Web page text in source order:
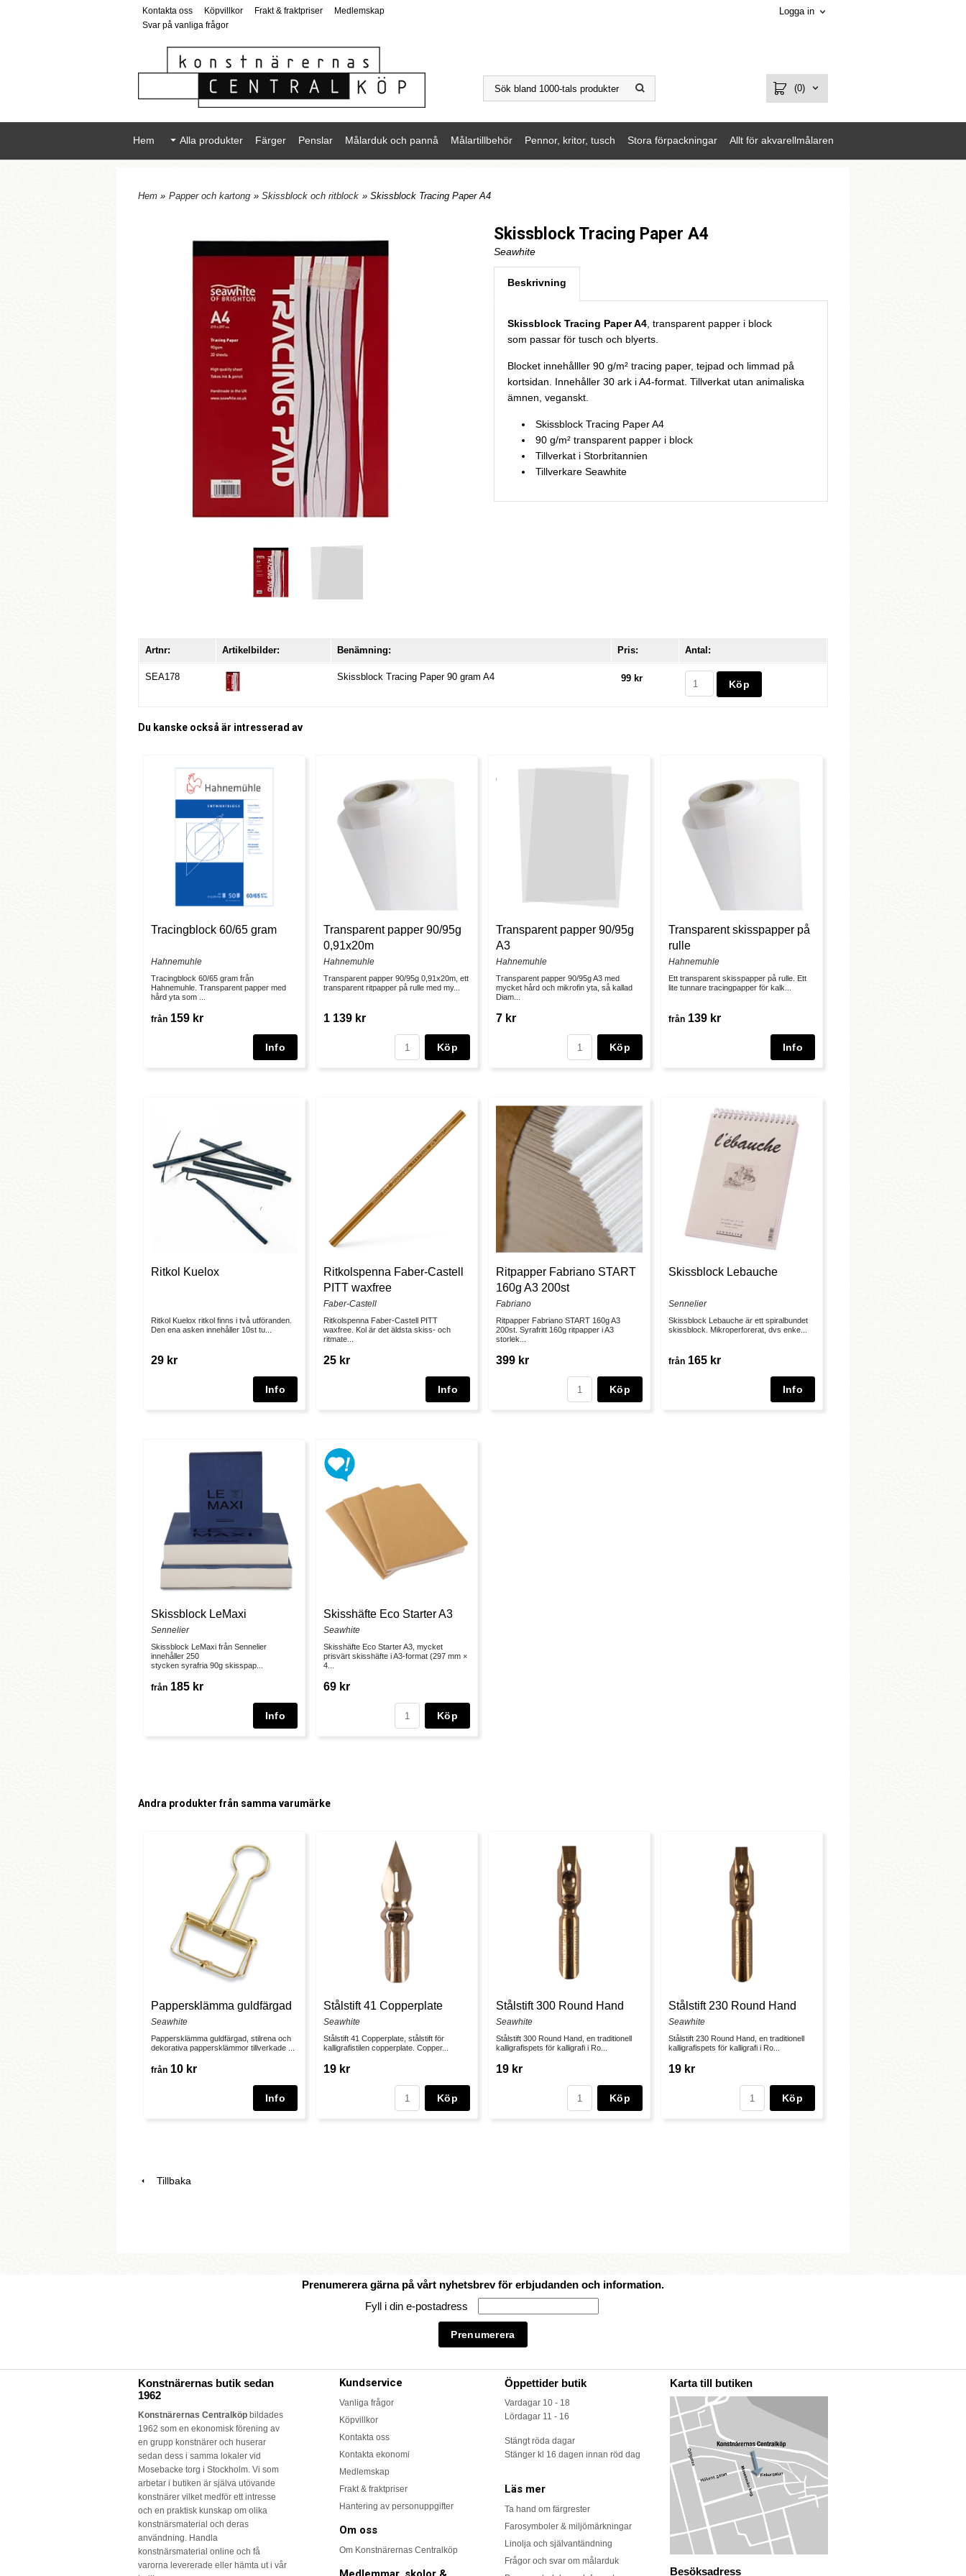
Kontakta oss Köpvillkor Frakt & fraktpriser
Medlemskap
Svar på vanliga frågor
Logga in
(0)
Hem Alla produkter Färger Penslar Målarduk och pannå Målartillbehör Pennor, kritor, tusch Stora förpackningar Allt för akvarellmålaren
Hem » Papper och kartong » Skissblock och ritblock » Skissblock Tracing Paper A4
Skissblock Tracing Paper A4
Seawhite
Beskrivning
Skissblock Tracing Paper A4, transparent papper i block
som passar för tusch och blyerts.
Blocket innehålller 90 g/m² tracing paper, tejpad och limmad på
kortsidan. Innehåller 30 ark i A4-format. Tillverkat utan animaliska
ämnen, veganskt.
Skissblock Tracing Paper A4
90 g/m² transparent papper i block
Tillverkat i Storbritannien
Tillverkare Seawhite
Artnr: Artikelbilder: Benämning: Pris: Antal:
SEA178 Skissblock Tracing Paper 90 gram A4 99 kr
Du kanske också är intresserad av
Tracingblock 60/65 gram
Hahnemuhle
Tracingblock 60/65 gram från
Hahnemuhle. Transparent papper med
hård yta som ...
från 159 kr
Transparent papper 90/95g
0,91x20m
Hahnemuhle
Transparent papper 90/95g 0,91x20m, ett
transparent ritpapper på rulle med my...
1 139 kr
Köp
Transparent papper 90/95g
A3
Hahnemuhle
Transparent papper 90/95g A3 med
mycket hård och mikrofin yta, så kallad
Diam...
7 kr
Köp
Transparent skisspapper på
rulle
Hahnemuhle
Ett transparent skisspapper på rulle. Ett
lite tunnare tracingpapper för kalk...
från 139 kr
Ritkol Kuelox
Ritkol Kuelox ritkol finns i två utföranden.
Den ena asken innehåller 10st tu...
29 kr
Ritkolspenna Faber-Castell
PITT waxfree
Faber-Castell
Ritkolspenna Faber-Castell PITT
waxfree. Kol är det äldsta skiss- och
ritmate...
25 kr
Ritpapper Fabriano START
160g A3 200st
Fabriano
Ritpapper Fabriano START 160g A3
200st. Syrafritt 160g ritpapper i A3
storlek...
399 kr
Köp
Skissblock Lebauche
Sennelier
Skissblock Lebauche är ett spiralbundet
skissblock. Mikroperforerat, dvs enke...
från 165 kr
Skissblock LeMaxi
Sennelier
Skissblock LeMaxi från Sennelier
innehåller 250
stycken syrafria 90g skisspap...
från 185 kr
Skisshäfte Eco Starter A3
Seawhite
Skisshäfte Eco Starter A3, mycket
prisvärt skisshäfte i A3-format (297 mm ×
4...
69 kr
Köp
Andra produkter från samma varumärke
Pappersklämma guldfärgad
Seawhite
Pappersklämma guldfärgad, stilrena och
dekorativa pappersklämmor tillverkade ...
från 10 kr
Stålstift 41 Copperplate
Seawhite
Stålstift 41 Copperplate, stålstift för
kalligrafistilen copperplate. Copper...
19 kr
Köp
Stålstift 300 Round Hand
Seawhite
Stålstift 300 Round Hand, en traditionell
kalligrafispets för kalligrafi i Ro...
19 kr
Köp
Stålstift 230 Round Hand
Seawhite
Stålstift 230 Round Hand, en traditionell
kalligrafispets för kalligrafi i Ro...
19 kr
Köp
Tillbaka
Prenumerera gärna på vårt nyhetsbrev för erbjudanden och information.
Fyll i din e-postadress
Konstnärernas butik sedan
1962
Konstnärernas Centralköp bildades
1962 som en ekonomisk förening av
en grupp konstnärer och huserar
sedan dess i samma lokaler vid
Mosebacke torg i Stockholm. Vi som
arbetar i butiken är själva utövande
konstnärer vilket medför ett intresse
och en praktisk kunskap om olika
konstnärsmaterial och deras
användning. Handla
konstnärsmaterial online och få
varorna levererade eller hämta ut i vår
Kundservice
Vanliga frågor
Köpvillkor
Kontakta oss
Kontakta ekonomi
Medlemskap
Frakt & fraktpriser
Hantering av personuppgifter
Om oss
Om Konstnärernas Centralköp
Öppettider butik
Vardagar 10 - 18
Lördagar 11 - 16
Stängt röda dagar
Stänger kl 16 dagen innan röd dag
Läs mer
Ta hand om färgrester
Farosymboler & miljömärkningar
Linolja och självantändning
Frågor och svar om målarduk
Karta till butiken
Besöksadress